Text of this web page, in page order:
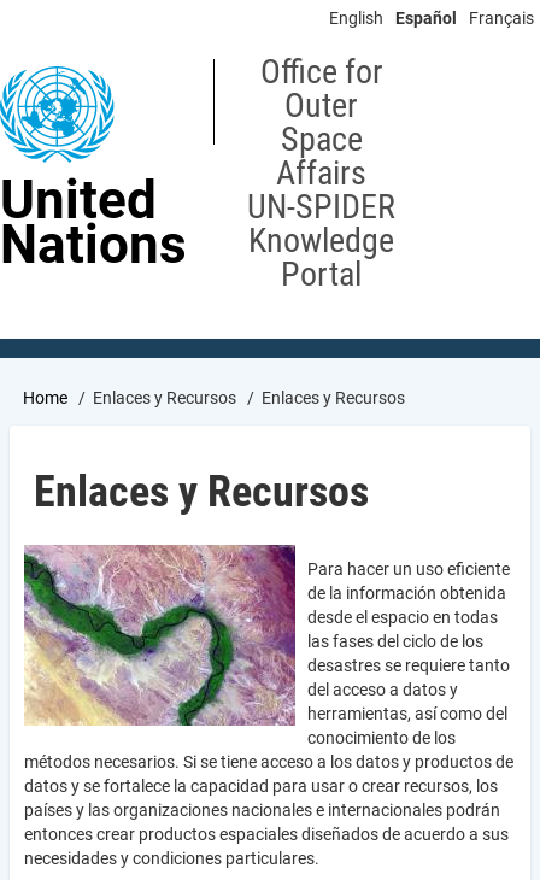
content
English Español Français
United
Nations
Office for
Outer
Space
Affairs
UN-SPIDER
Knowledge
Portal
Breadcrumb
Home Enlaces y Recursos Enlaces y Recursos
Enlaces y Recursos
Para hacer un uso eficiente
de la información obtenida
desde el espacio en todas
las fases del ciclo de los
desastres se requiere tanto
del acceso a datos y
herramientas, así como del
conocimiento de los
métodos necesarios. Si se tiene acceso a los datos y productos de
datos y se fortalece la capacidad para usar o crear recursos, los
países y las organizaciones nacionales e internacionales podrán
entonces crear productos espaciales diseñados de acuerdo a sus
necesidades y condiciones particulares.